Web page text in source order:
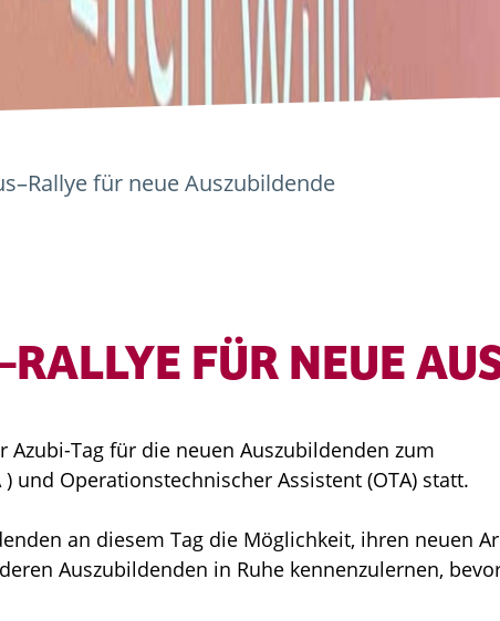
für neue Auszubildende
FÜR NEUE
Azubi-Tag für die neuen Auszubildenden zum
und Operationstechnischer Assistent (OTA) statt.
an diesem Tag die Möglichkeit, ihren neuen
Auszubildenden in Ruhe kennenzulernen,